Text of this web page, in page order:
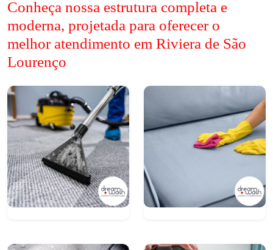
Conheça nossa estrutura completa e
moderna, projetada para oferecer o
melhor atendimento em Riviera de São
Lourenço